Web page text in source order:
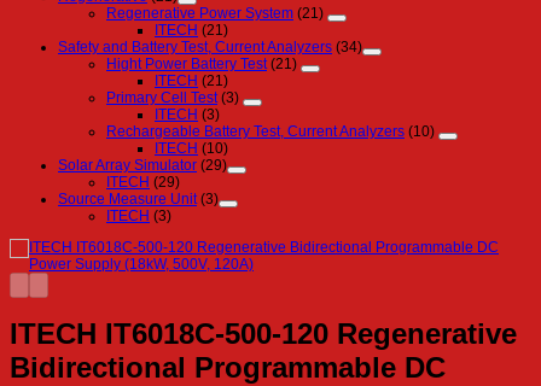
Regenerative Power System (21)
ITECH (21)
Safety and Battery Test, Current Analyzers (34)
Hight Power Battery Test (21)
ITECH (21)
Primary Cell Test (3)
ITECH (3)
Rechargeable Battery Test, Current Analyzers (10)
ITECH (10)
Solar Array Simulator (29)
ITECH (29)
Source Measure Unit (3)
ITECH (3)
ITECH IT6018C-500-120 Regenerative
Bidirectional Programmable DC